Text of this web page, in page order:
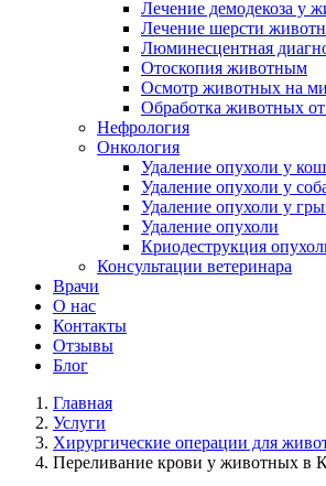
Лечение демодекоза у
Лечение шерсти
Люминесцентная
Отоскопия животным
Осмотр животных на
Обработка животных от
Нефрология
Онкология
Удаление опухоли у
Удаление опухоли у
Удаление опухоли у
Удаление опухоли
Криодеструкция
Консультации ветеринара
Врачи
О нас
Контакты
Отзывы
Блог
Главная
Услуги
Хирургические операции для
Переливание крови у животных в